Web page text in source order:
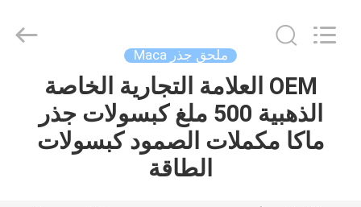
منزل
المنتجات
ملحق جذر Maca
OEM العلامة التجارية الخاصة
الذهبية 500 ملغ كبسولات جذر
ماكا مكملات الصمود كبسولات
الطاقة